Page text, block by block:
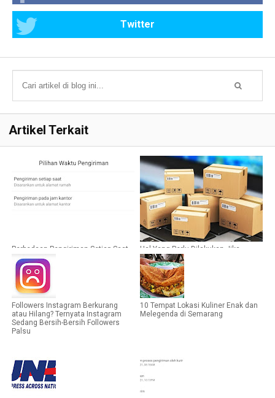
Twitter
Artikel Terkait
Perbedaan Pengiriman Setiap Saat
dan Jam Kantor
Hal Yang Perlu Dilakukan Jika
Kiriman Paket Datang 2 Kali
Followers Instagram Berkurang
atau Hilang? Ternyata Instagram
Sedang Bersih-Bersih Followers
Palsu
10 Tempat Lokasi Kuliner Enak dan
Melegenda di Semarang